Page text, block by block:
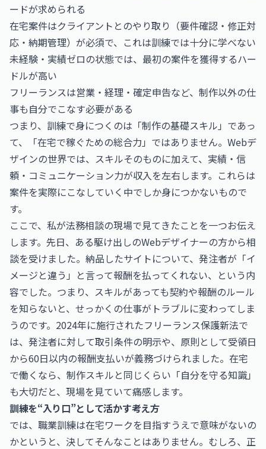
ードが求められる
在宅案件はクライアントとのやり取り（要件確認・修正対
応・納期管理）が必須で、これは訓練では十分に学べない
未経験・実績ゼロの状態では、最初の案件を獲得するハー
ドルが高い
フリーランスは営業・経理・確定申告など、制作以外の仕
事も自分でこなす必要がある
つまり、訓練で身につくのは「制作の基礎スキル」であっ
て、「在宅で稼ぐための総合力」ではありません。Webデ
ザインの世界では、スキルそのものに加えて、実績・信
頼・コミュニケーション力が収入を左右します。これらは
案件を実際にこなしていく中でしか身につかないもので
す。
ここで、私が法務相談の現場で見てきたことを一つお伝え
します。先日、ある駆け出しのWebデザイナーの方から相
談を受けました。納品したサイトについて、発注者が「イ
メージと違う」と言って報酬を払ってくれない、という内
容でした。つまり、スキルがあっても契約や報酬のルール
を知らないと、せっかくの仕事がトラブルに変わってしま
うのです。2024年に施行されたフリーランス保護新法で
は、発注者に対して取引条件の明示や、原則として受領日
から60日以内の報酬支払いが義務づけられました。在宅
で働くなら、制作スキルと同じくらい「自分を守る知識」
も大切だと、現場を見ていて痛感します。
訓練を“入り口”として活かす考え方
では、職業訓練は在宅ワークを目指すうえで意味がないの
かというと、決してそんなことはありません。むしろ、正